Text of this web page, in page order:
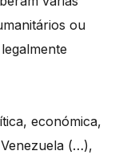
ou
económica,
(…),